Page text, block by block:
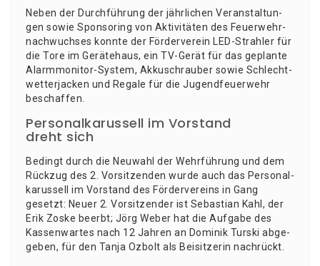
Neben der Durch­füh­rung der jähr­li­chen Ver­an­stal­tun­
gen sowie Spon­so­ring von Akti­vi­tä­ten des Feu­er­wehr­
nach­wuch­ses konn­te der För­der­ver­ein LED-Strah­ler für
die Tore im Gerä­te­haus, ein TV-Gerät für das geplan­te
Alarm­mo­ni­tor-Sys­tem, Akku­schrau­ber sowie Schlecht­
wet­ter­ja­cken und Rega­le für die Jugend­feu­er­wehr
beschaffen.
Personalkarussell im Vorstand
dreht sich
Bedingt durch die Neu­wahl der Wehr­füh­rung und dem
Rück­zug des 2. Vor­sit­zen­den wur­de auch das Per­so­nal­
ka­rus­sell im Vor­stand des För­der­ver­eins in Gang
gesetzt: Neu­er 2. Vor­sit­zen­der ist Sebas­ti­an Kahl, der
Erik Zos­ke beerbt; Jörg Weber hat die Auf­ga­be des
Kas­sen­war­tes nach 12 Jah­ren an Domi­nik Tur­ski abge­
ge­ben, für den Tan­ja Ozbolt als Bei­sit­ze­rin nachrückt.